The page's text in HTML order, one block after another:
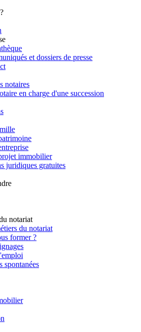
et dossiers de presse
notaires
en charge d'une succession
immobilier
juridiques gratuites
notariat
du notariat
former ?
spontanées